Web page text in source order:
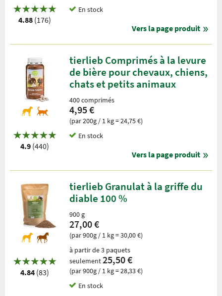
4.88 (176)
En stock
Vers la page produit
4.9 (440)
tierlieb Comprimés à la levure
de bière pour chevaux, chiens,
chats et petits animaux
400 comprimés
4,95 €
(par 200g / 1 kg = 24,75 €)
En stock
Vers la page produit
4.84 (83)
tierlieb Granulat à la griffe du
diable 100 %
900 g
27,00 €
(par 900g / 1 kg = 30,00 €)
à partir de 3 paquets
seulement25,50 €
(par 900g / 1 kg = 28,33 €)
En stock